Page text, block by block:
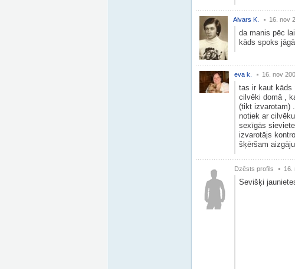
Aivars K. 16. nov
da manis pēc
kāds spoks
eva k. 16. nov
tas ir kaut kāds
cilvēki domā ,
(tikt izvarotam)
notiek ar
sexīgās
izvarotājs
šķēršam
Dzēsts profils 16.
Sevišķi